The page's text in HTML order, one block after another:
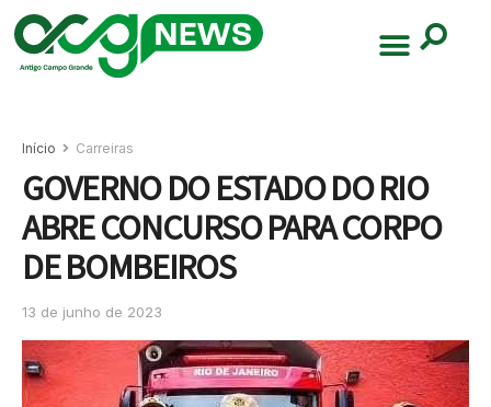
Início Carreiras
GOVERNO DO ESTADO DO RIO
ABRE CONCURSO PARA CORPO
DE BOMBEIROS
13 de junho de 2023